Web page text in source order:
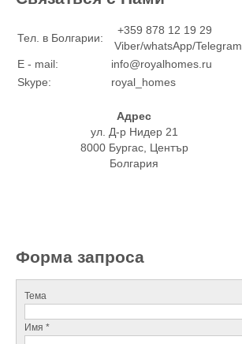
Тел. в Болгарии:
+359 878 12 19 29
Viber/whatsApp/Telegram
E - mail:
info@royalhomes.ru
Skype:
royal_homes
Адрес
ул. Д-р Нидер 21
8000 Бургас, Център
Болгария
Форма запроса
Тема
Имя *